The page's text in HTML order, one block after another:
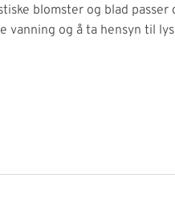
blomster og blad
vanning og å ta hensyn til